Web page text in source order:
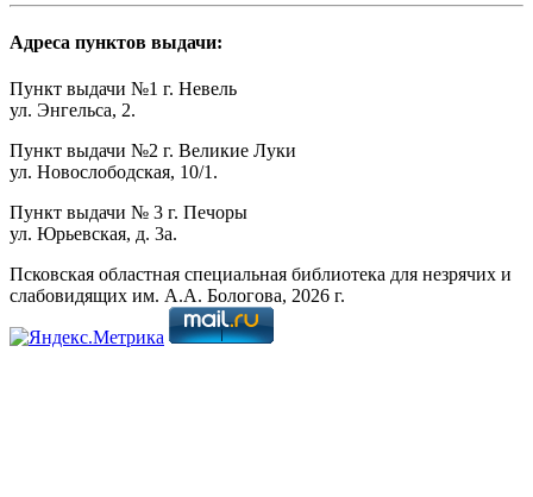
Адреса пунктов выдачи:
Пункт выдачи №1 г. Невель
ул. Энгельса, 2.
Пункт выдачи №2 г. Великие Луки
ул. Новослободская, 10/1.
Пункт выдачи № 3 г. Печоры
ул. Юрьевская, д. 3а.
Псковская областная специальная библиотека для незрячих и
слабовидящих им. А.А. Бологова, 2026 г.